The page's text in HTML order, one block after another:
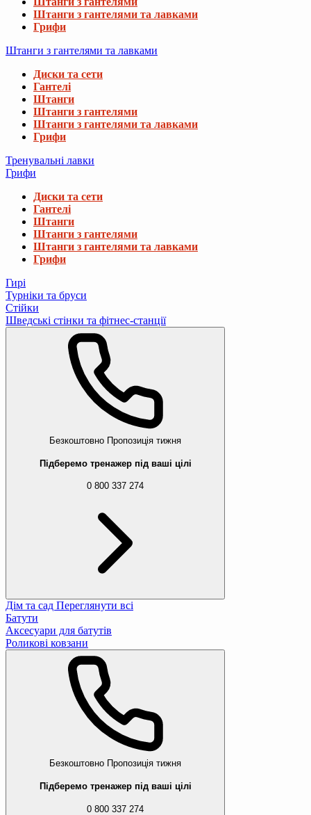
Штанги з гантелями та лавками
Грифи
Штанги з гантелями та лавками
Диски та сети
Гантелі
Штанги
Штанги з гантелями
Штанги з гантелями та лавками
Грифи
Тренувальні лавки
Грифи
Диски та сети
Гантелі
Штанги
Штанги з гантелями
Штанги з гантелями та лавками
Грифи
Гирі
Турніки та бруси
Стійки
Шведські стінки та фітнес-станції
Безкоштовно Пропозиція тижня
Підберемо тренажер під ваші цілі
0 800 337 274
Дім та сад Переглянути всі
Батути
Аксесуари для батутів
Роликові ковзани
Безкоштовно Пропозиція тижня
Підберемо тренажер під ваші цілі
0 800 337 274